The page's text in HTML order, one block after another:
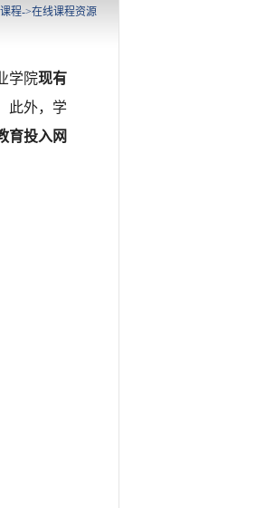
程->在线课程资源
学院现有
此外，学
育投入网